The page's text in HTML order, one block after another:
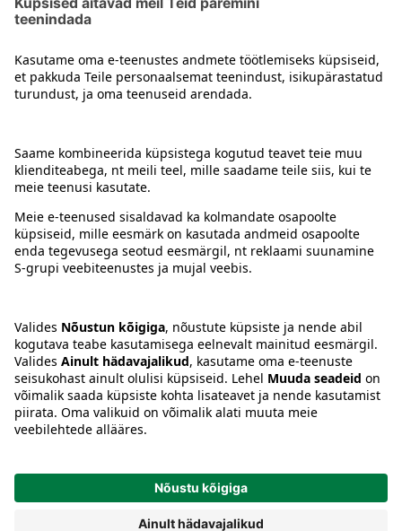
Juhised
Tingimused
Keel:ETENRU